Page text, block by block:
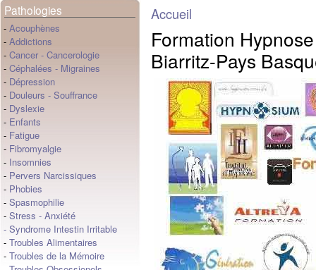
Pathologies
- Acouphènes
- Addictions
- Cancer - Cancerologie
- Céphalées - Migraines
- Dépression
- Douleurs - Souffrance
- Dyslexie
- Enfants
- Fatigue
- Fibromyalgie
- Insomnies
- Pervers Narcissiques
- Phobies
- Spasmophilie
- Stress - Anxiété
- Syndrome Intestin Irritable
- Troubles Alimentaires
- Troubles de la Mémoire
Accueil
Formation
Biarritz-Pays